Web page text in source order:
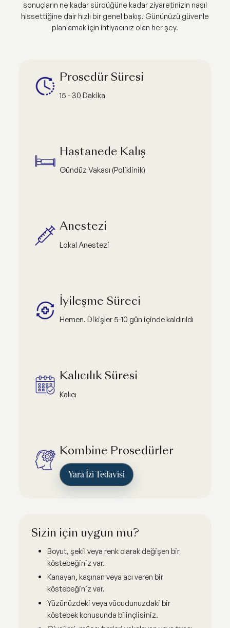
sonuçların ne kadar sürdüğüne kadar ziyaretinizin nasıl
hissettiğine dair hızlı bir genel bakış. Gününüzü güvenle
planlamak için ihtiyacınız olan her şey.
Prosedür Süresi
15 - 30 Dakika
Hastanede Kalış
Gündüz Vakası (Poliklinik)
Anestezi
Lokal Anestezi
İyileşme Süreci
Hemen. Dikişler 5-10 gün içinde kaldırıldı
Kalıcılık Süresi
Kalıcı
Kombine Prosedürler
Yara İzi Tedavisi
Sizin için uygun mu?
Boyut, şekil veya renk olarak değişen bir
köstebeğiniz var.
Kanayan, kaşınan veya acı veren bir
köstebeğiniz var.
Yüzünüzdeki veya vücudunuzdaki bir
köstebek konusunda bilinçlisiniz.